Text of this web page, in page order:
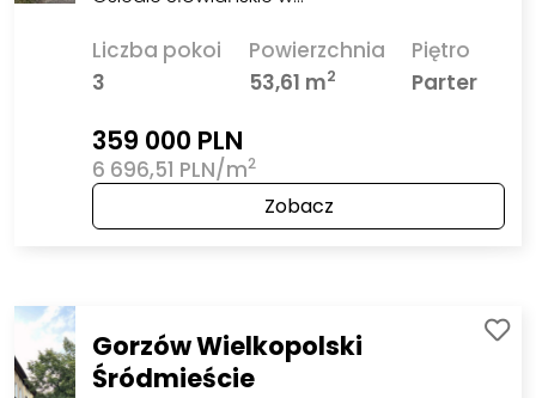
Liczba pokoi
3
Powierzchnia
53,61 m2
Piętro
Parter
359 000 PLN
6 696,51 PLN/m2
Zobacz
Gorzów Wielkopolski
Śródmieście